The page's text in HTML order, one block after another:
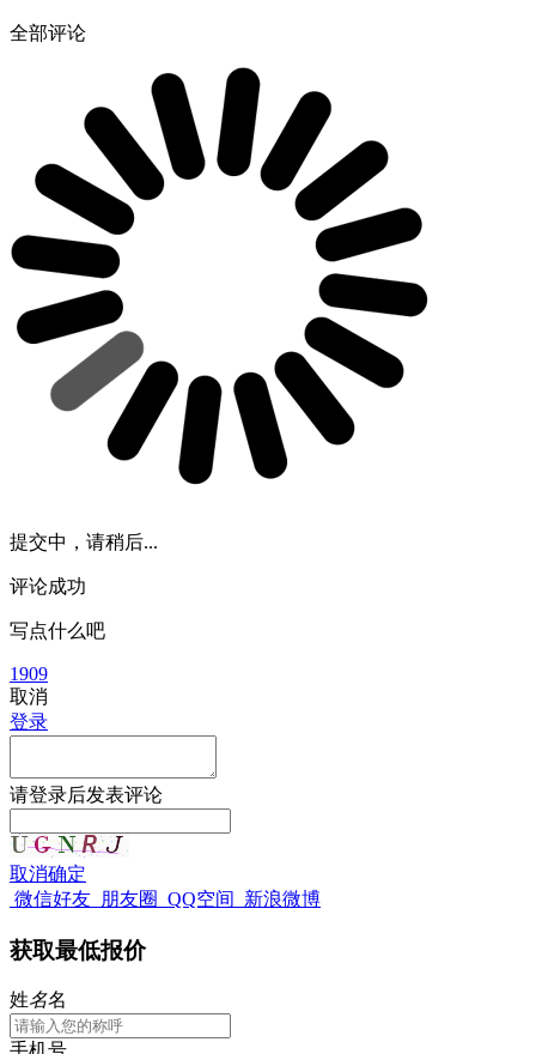
全部评论
提交中，请稍后...
评论成功
写点什么吧
1909
取消
登录
请登录后发表评论
取消确定
微信好友 朋友圈 QQ空间 新浪微博
获取最低报价
姓名名